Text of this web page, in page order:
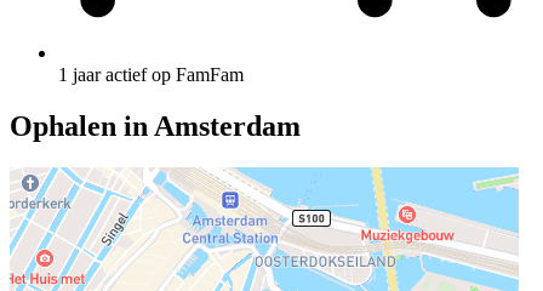
1 jaar actief op FamFam
Ophalen in Amsterdam